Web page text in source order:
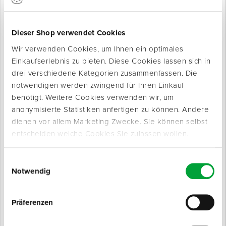
Dieser Shop verwendet Cookies
Wir verwenden Cookies, um Ihnen ein optimales
Einkaufserlebnis zu bieten. Diese Cookies lassen sich in
drei verschiedene Kategorien zusammenfassen. Die
notwendigen werden zwingend für Ihren Einkauf
benötigt. Weitere Cookies verwenden wir, um
anonymisierte Statistiken anfertigen zu können. Andere
dienen vor allem Marketing Zwecke. Sie können selbst
entscheiden welche Cookies Sie zulassen wollen.
Notwendig
Präferenzen
Suchfunktion im Handumdrehen Ihrem Einkauf hinzufügen.
PERSONALISIERTES EINKAUFSERLEBNIS
Die App bietet Ihnen ein komplett personalisiertes
ergänzen. Bereits bestellte Produkte präsentieren wir Ihnen
direkt auf der Startseite, so dass Sie diese mit nur einem Klick